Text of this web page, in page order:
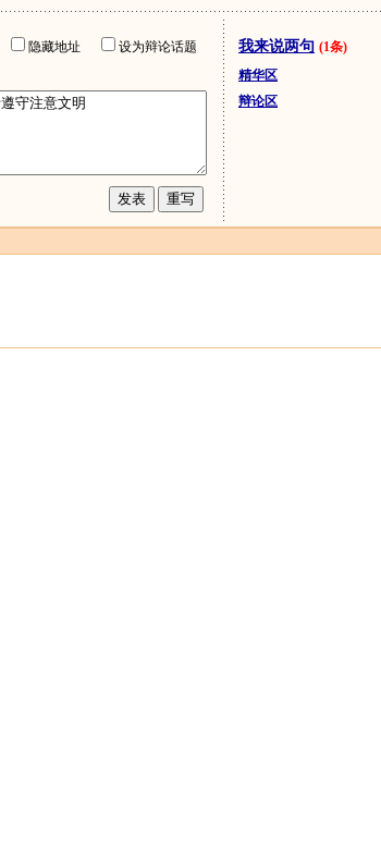
隐藏地址
设为辩论话题
我来说两句 (1条)
精华区
辩论区